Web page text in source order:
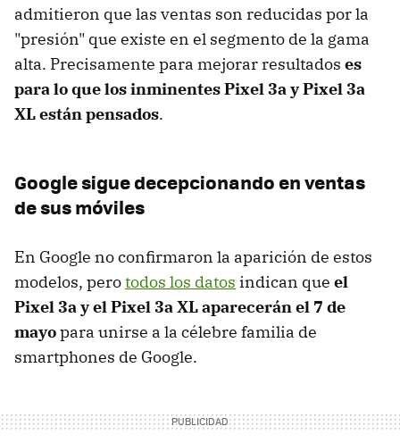
admitieron que las ventas son reducidas por la
"presión" que existe en el segmento de la gama
alta. Precisamente para mejorar resultados es
para lo que los inminentes Pixel 3a y Pixel 3a
XL están pensados.
Google sigue decepcionando en ventas
de sus móviles
En Google no confirmaron la aparición de estos
modelos, perotodos los datos indican que el
Pixel 3a y el Pixel 3a XL aparecerán el 7 de
mayopara unirse a la célebre familia de
smartphones de Google.